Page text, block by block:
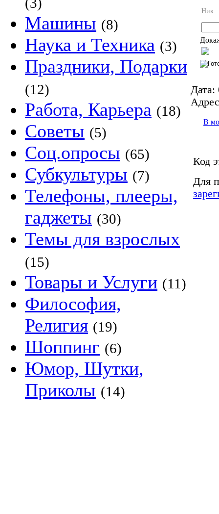
Машины (8)
Наука и Техника (3)
Праздники, Подарки
(12)
Работа, Карьера (18)
Советы (5)
Соц.опросы (65)
Субкультуры (7)
Телефоны, плееры,
гаджеты (30)
Темы для взрослых
(15)
Товары и Услуги (11)
Философия,
Религия (19)
Шоппинг (6)
Юмор, Шутки,
Приколы (14)
Ник
Дата:
В
Код
Для